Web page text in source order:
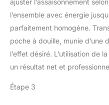
ajuster l’assaisonnement
l’ensemble avec énergie
parfaitement homogène.
poche à douille, munie d’une
l’effet désiré. L’utilisation de
un résultat net et
Étape 3